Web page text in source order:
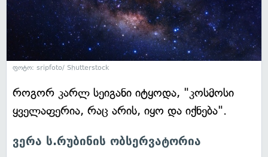
ფოტო: sripfoto/ Shutterstock
როგორ კარლ სეიგანი იტყოდა, "კოსმოსი
ყველაფერია, რაც არის, იყო და იქნება".
ვერა ს.რუბინის ობსერვატორია